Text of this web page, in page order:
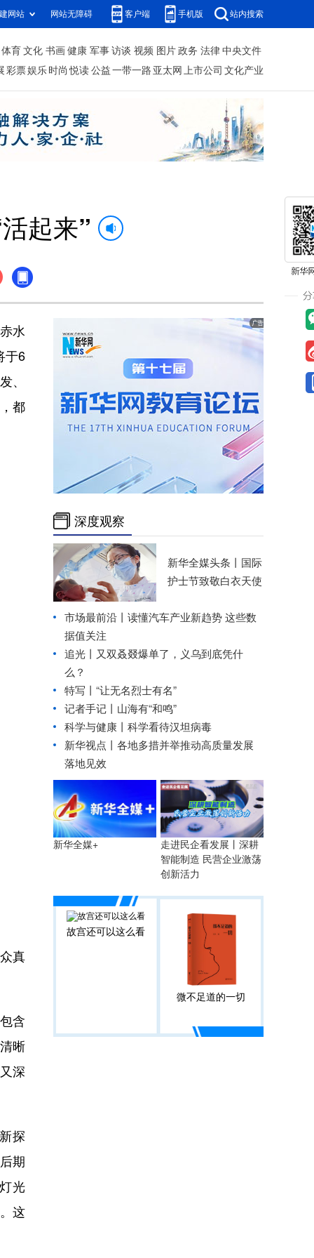
网站 网站无障碍 客户端 手机版 站内搜索
体育 文化 书画 健康 军事 访谈 视频 图片 政务 法律 中央文件
彩票娱乐 时尚 悦读 公益 一带一路 亚太网 上市公司 文化产业
起来”
水
于6
、
都
真
含
晰
深
探
期
光
这
深度观察
新华全媒头条丨
国际
护士节致敬白衣天使
市场最前沿丨读懂汽车产业新趋势 这些数
据值关注
追光丨
又双叒叕爆单了，义乌到底凭什
么？
特写丨“让无名烈士有名”
记者手记丨山海有“和鸣”
科学与健康丨科学看待汉坦病毒
新华视点丨 各地多措并举推动高质量发展
落地见效
新华全媒+
走进民企看发展丨深耕
智能制造 民营企业激荡
创新活力
故宫还可以这么看
微不足道的一切